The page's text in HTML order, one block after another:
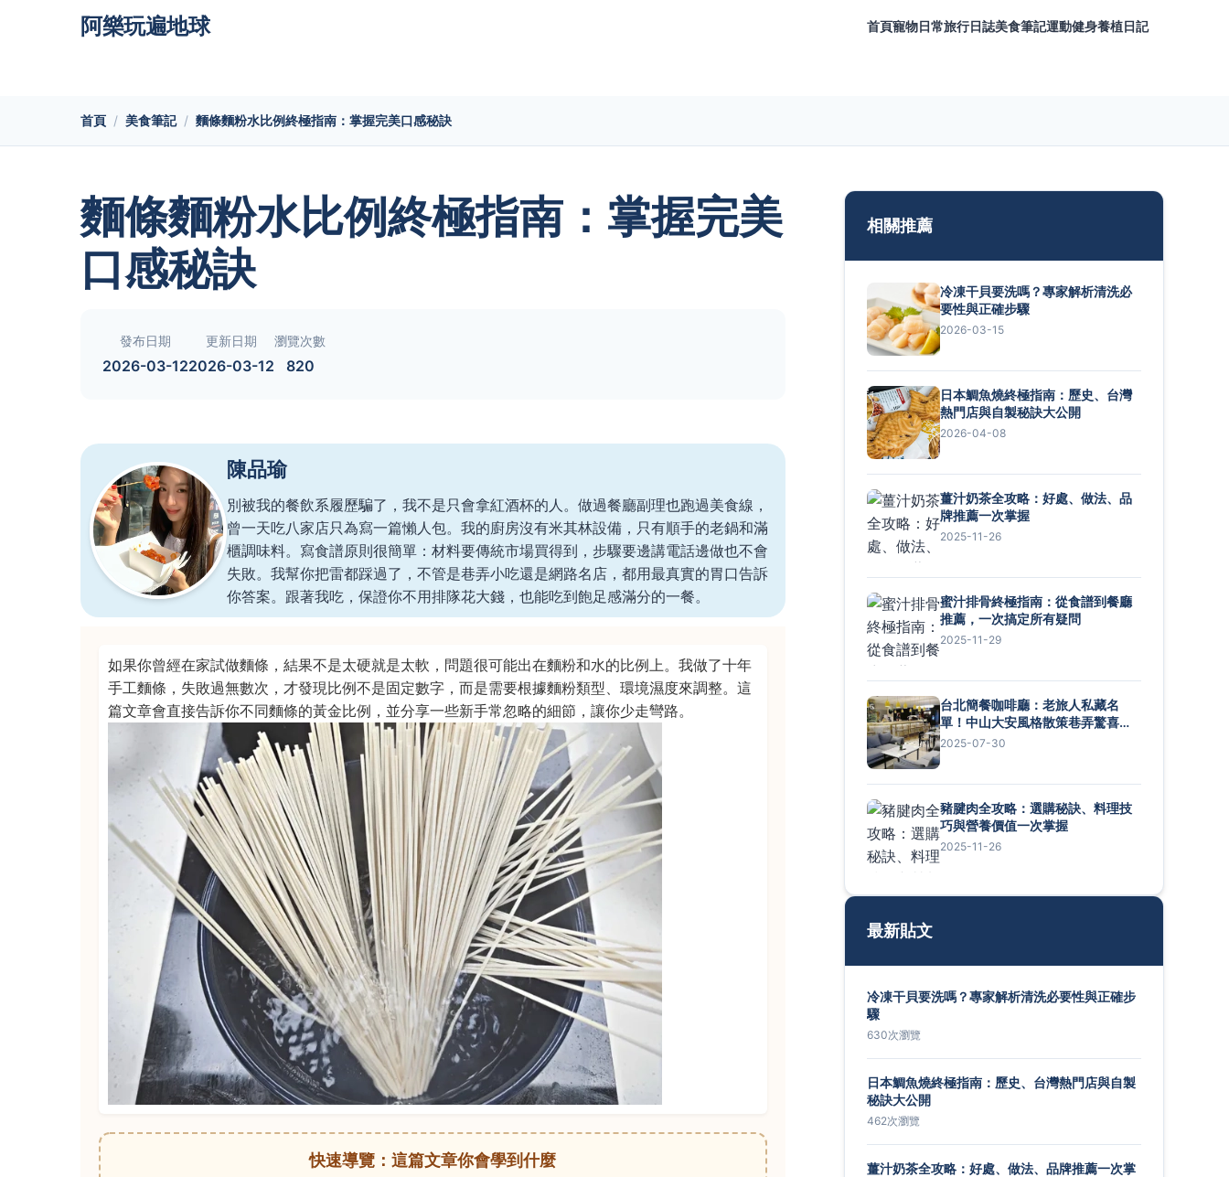
阿樂玩遍地球 首頁寵物日常旅行日誌美食筆記運動健身養植日記
首頁 美食筆記 麵條麵粉水比例終極指南：掌握完美口感秘訣
麵條麵粉水比例終極指南：掌握完美
口感秘訣
發布日期
2026-03-12
更新日期
2026-03-12
瀏覽次數
820
陳品瑜
別被我的餐飲系履歷騙了，我不是只會拿紅酒杯的人。做過餐廳副理也跑過美食線，
曾一天吃八家店只為寫一篇懶人包。我的廚房沒有米其林設備，只有順手的老鍋和滿
櫃調味料。寫食譜原則很簡單：材料要傳統市場買得到，步驟要邊講電話邊做也不會
失敗。我幫你把雷都踩過了，不管是巷弄小吃還是網路名店，都用最真實的胃口告訴
你答案。跟著我吃，保證你不用排隊花大錢，也能吃到飽足感滿分的一餐。
如果你曾經在家試做麵條，結果不是太硬就是太軟，問題很可能出在麵粉和水的比例上。我做了十年
手工麵條，失敗過無數次，才發現比例不是固定數字，而是需要根據麵粉類型、環境濕度來調整。這
篇文章會直接告訴你不同麵條的黃金比例，並分享一些新手常忽略的細節，讓你少走彎路。
快速導覽：這篇文章你會學到什麼
相關推薦
冷凍干貝要洗嗎？專家解析清洗必
要性與正確步驟
2026-03-15
日本鯛魚燒終極指南：歷史、台灣
熱門店與自製秘訣大公開
2026-04-08
薑汁奶茶全攻略：好處、做法、品
牌推薦一次掌握
2025-11-26
蜜汁排骨終極指南：從食譜到餐廳
推薦，一次搞定所有疑問
2025-11-29
台北簡餐咖啡廳：老旅人私藏名
單！中山大安風格散策巷弄驚喜推
薦
2025-07-30
豬腱肉全攻略：選購秘訣、料理技
巧與營養價值一次掌握
2025-11-26
最新貼文
冷凍干貝要洗嗎？專家解析清洗必要性與正確步
驟
630次瀏覽
日本鯛魚燒終極指南：歷史、台灣熱門店與自製
秘訣大公開
462次瀏覽
薑汁奶茶全攻略：好處、做法、品牌推薦一次掌